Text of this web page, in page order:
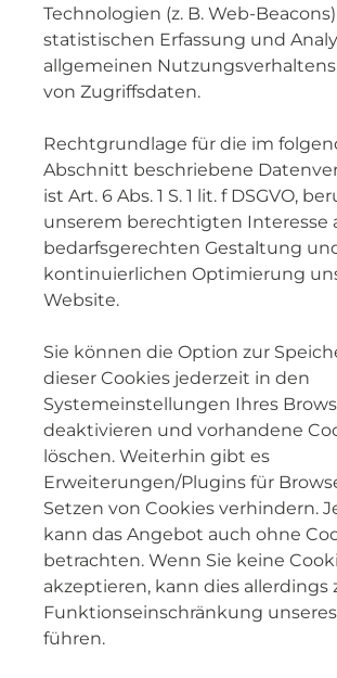
Technologien (z. B. Web-
statistischen Erfassung und
allgemeinen
von Zugriffsdaten.
Rechtgrundlage für die im
Abschnitt beschriebene
ist Art. 6 Abs. 1 S. 1 lit. f DSGVO,
unserem berechtigten Interesse
bedarfsgerechten Gestaltung
kontinuierlichen Optimierung
Website.
Sie können die Option zur
dieser Cookies jederzeit in den
Systemeinstellungen Ihres
deaktivieren und vorhandene
löschen. Weiterhin gibt es
Erweiterungen/Plugins für
Setzen von Cookies verhindern.
kann das Angebot auch ohne
betrachten. Wenn Sie keine
akzeptieren, kann dies allerdings
Funktionseinschränkung
führen.